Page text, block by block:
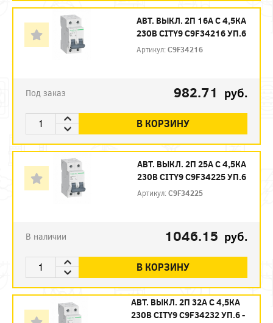
АВТ. ВЫКЛ. 2П 16А С 4,5КА
230В CITY9 C9F34216 УП.6
Артикул:C9F34216
Под заказ 982.71 руб.
В КОРЗИНУ
АВТ. ВЫКЛ. 2П 25А С 4,5КА
230В CITY9 C9F34225 УП.6
Артикул:C9F34225
В наличии 1046.15 руб.
В КОРЗИНУ
АВТ. ВЫКЛ. 2П 32А С 4,5КА
230В CITY9 C9F34232 УП.6 -